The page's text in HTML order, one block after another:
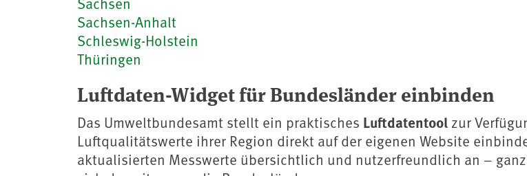
Sachsen-Anhalt
Schleswig-Holstein
Thüringen
Luftdaten-Widget für Bundesländer einbinden
Das Umweltbundesamt stellt ein praktisches Luftdatentool zur
Luftqualitätswerte ihrer Region direkt auf der eigenen Website
aktualisierten Messwerte übersichtlich und nutzerfreundlich an –